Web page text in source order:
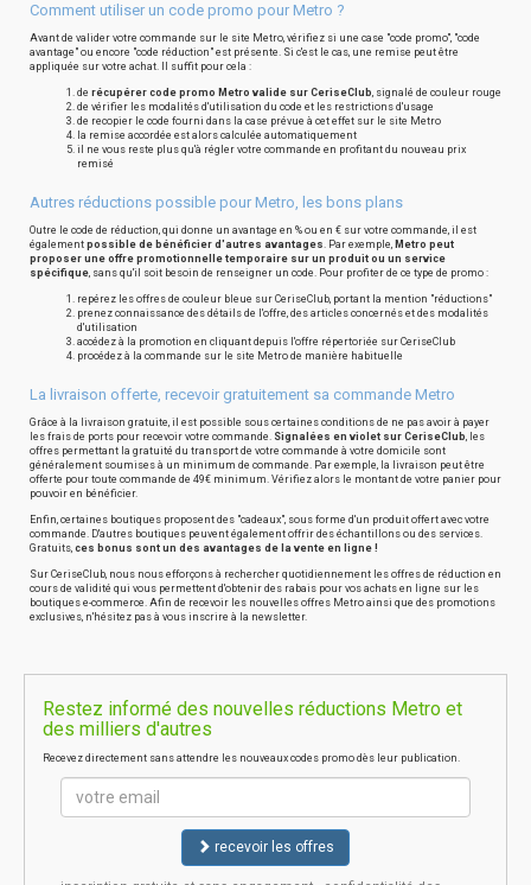
Comment utiliser un code promo pour Metro ?
Avant de valider votre commande sur le site Metro, vérifiez si une case "code promo", "code
avantage" ou encore "code réduction" est présente. Si c'est le cas, une remise peut être
appliquée sur votre achat. Il suffit pour cela :
de récupérer code promo Metro valide sur CeriseClub, signalé de couleur rouge
de vérifier les modalités d'utilisation du code et les restrictions d'usage
de recopier le code fourni dans la case prévue à cet effet sur le site Metro
la remise accordée est alors calculée automatiquement
il ne vous reste plus qu'à régler votre commande en profitant du nouveau prix
remisé
Autres réductions possible pour Metro, les bons plans
Outre le code de réduction, qui donne un avantage en % ou en € sur votre commande, il est
également possible de bénéficier d'autres avantages. Par exemple, Metro peut
proposer une offre promotionnelle temporaire sur un produit ou un service
spécifique, sans qu'il soit besoin de renseigner un code. Pour profiter de ce type de promo :
repérez les offres de couleur bleue sur CeriseClub, portant la mention "réductions"
prenez connaissance des détails de l'offre, des articles concernés et des modalités
d'utilisation
accédez à la promotion en cliquant depuis l'offre répertoriée sur CeriseClub
procédez à la commande sur le site Metro de manière habituelle
La livraison offerte, recevoir gratuitement sa commande Metro
Grâce à la livraison gratuite, il est possible sous certaines conditions de ne pas avoir à payer
les frais de ports pour recevoir votre commande. Signalées en violet sur CeriseClub, les
offres permettant la gratuité du transport de votre commande à votre domicile sont
généralement soumises à un minimum de commande. Par exemple, la livraison peut être
offerte pour toute commande de 49€ minimum. Vérifiez alors le montant de votre panier pour
pouvoir en bénéficier.
Enfin, certaines boutiques proposent des "cadeaux", sous forme d'un produit offert avec votre
commande. D'autres boutiques peuvent également offrir des échantillons ou des services.
Gratuits, ces bonus sont un des avantages de la vente en ligne !
Sur CeriseClub, nous nous efforçons à rechercher quotidiennement les offres de réduction en
cours de validité qui vous permettent d'obtenir des rabais pour vos achats en ligne sur les
boutiques e-commerce. Afin de recevoir les nouvelles offres Metro ainsi que des promotions
exclusives, n'hésitez pas à vous inscrire à la newsletter.
Restez informé des nouvelles réductions Metro et
des milliers d'autres
Recevez directement sans attendre les nouveaux codes promo dès leur publication.
recevoir les offres